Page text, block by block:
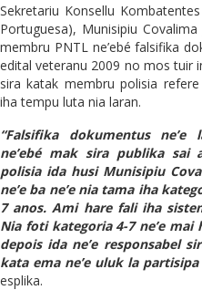
Sekretariu Konsellu
Portuguesa), Munisipiu
membru PNTL ne’ebé falsifika
edital veteranu 2009 no mos tuir
sira katak membru polisia
iha tempu luta nia laran.
“Falsifika dokumentus ne’e
ne’ebé mak sira publika sai
polisia ida husi Munisipiu
ne’e ba ne’e nia tama iha
7 anos. Ami hare fali iha
Nia foti kategoria 4-7 ne’e mai
depois ida ne’e responsabel
kata ema ne’e uluk la
esplika.